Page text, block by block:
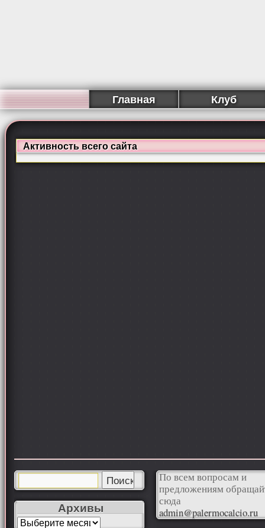
Главная Клуб
Активность всего сайта
Архивы
По всем вопросам и
предложениям
сюда
admin@palermocalcio.ru